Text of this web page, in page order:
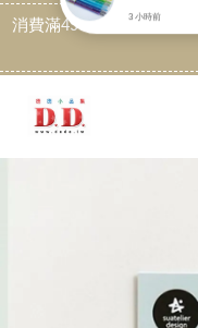
消費滿499免運喔, 記得
您的購